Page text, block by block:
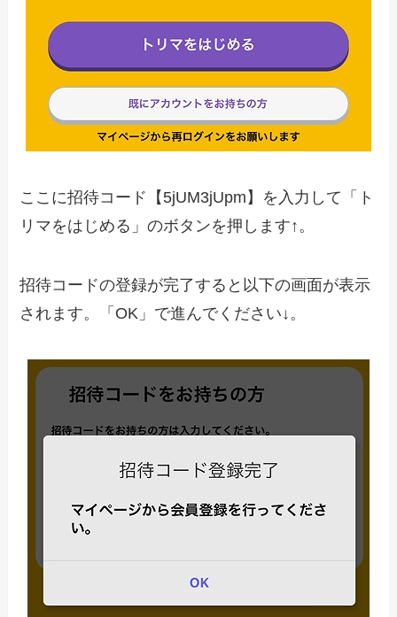
ここに招待コード【5jUM3jUpm】を入力して「ト
リマをはじめる」のボタンを押します↑。
招待コードの登録が完了すると以下の画面が表示
されます。「OK」で進んでください↓。